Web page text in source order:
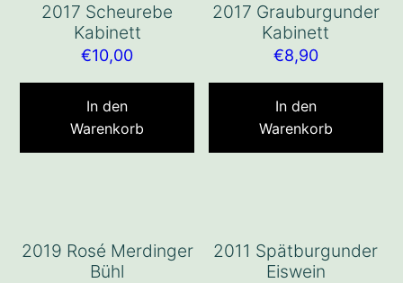
2017 Scheurebe
Kabinett
€10,00
In den
Warenkorb
2017 Grauburgunder
Kabinett
€8,90
In den
Warenkorb
2019 Rosé Merdinger
Bühl
2011 Spätburgunder
Eiswein